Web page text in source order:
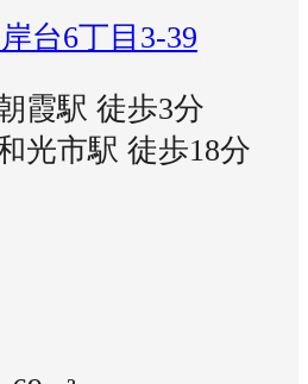
台6丁目3-39
霞駅 徒歩3分
光市駅 徒歩18分